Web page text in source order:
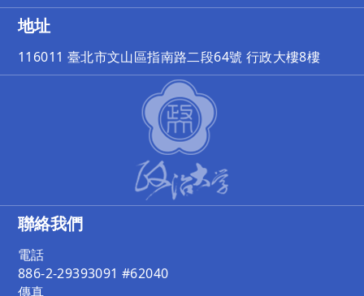
地址
116011 臺北市文山區指南路二段64號 行政大樓8樓
聯絡我們
電話
886-2-29393091 #62040
傳真